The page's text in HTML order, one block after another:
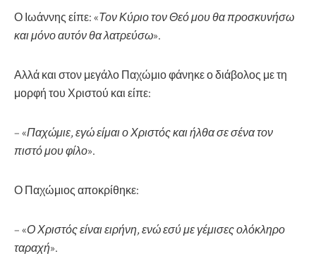
Ο Ιωάννης είπε: «Τον Κύριο τον Θεό μου θα προσκυνήσω
και μόνο αυτόν θα λατρεύσω».
Αλλά και στον μεγάλο Παχώμιο φάνηκε ο διάβολος με τη
μορφή του Χριστού και είπε:
– «Παχώμιε, εγώ είμαι ο Χριστός και ήλθα σε σένα τον
πιστό μου φίλο».
Ο Παχώμιος αποκρίθηκε:
– «Ο Χριστός είναι ειρήνη, ενώ εσύ με γέμισες ολόκληρο
ταραχή».